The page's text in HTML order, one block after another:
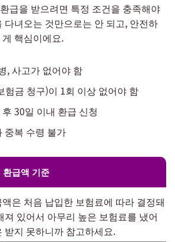
급을 받으려면 특정 조건을 충족해야
다녀오는 것만으로는 안 되고, 안전하
핵심이에요.
, 사고가 없어야 함
험금 청구)이 1회 이상 없어야 함
30일 이내 환급 신청
중복 수령 불가
환급액 기준
은 처음 납입한 보험료에 따라 결정돼
져 있어서 아무리 높은 보험료를 냈어
받지 못하니까 참고하세요.